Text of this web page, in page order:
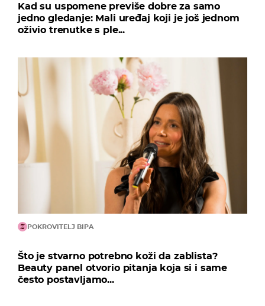
Kad su uspomene previše dobre za samo
jedno gledanje: Mali uređaj koji je još jednom
oživio trenutke s ple...
POKROVITELJ BIPA
Što je stvarno potrebno koži da zablista?
Beauty panel otvorio pitanja koja si i same
često postavljamo...